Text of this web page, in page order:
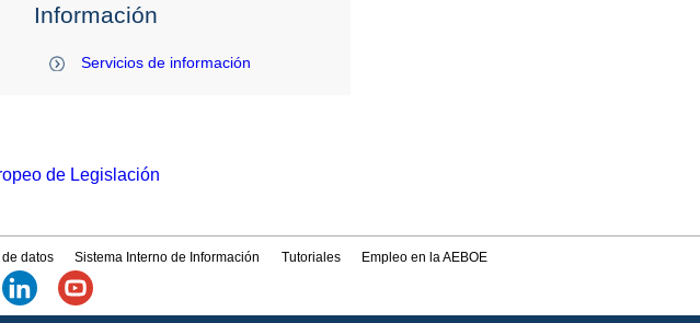
Información
Servicios de información
de Legislación
de datos Sistema Interno de Información Tutoriales Empleo en la AEBOE